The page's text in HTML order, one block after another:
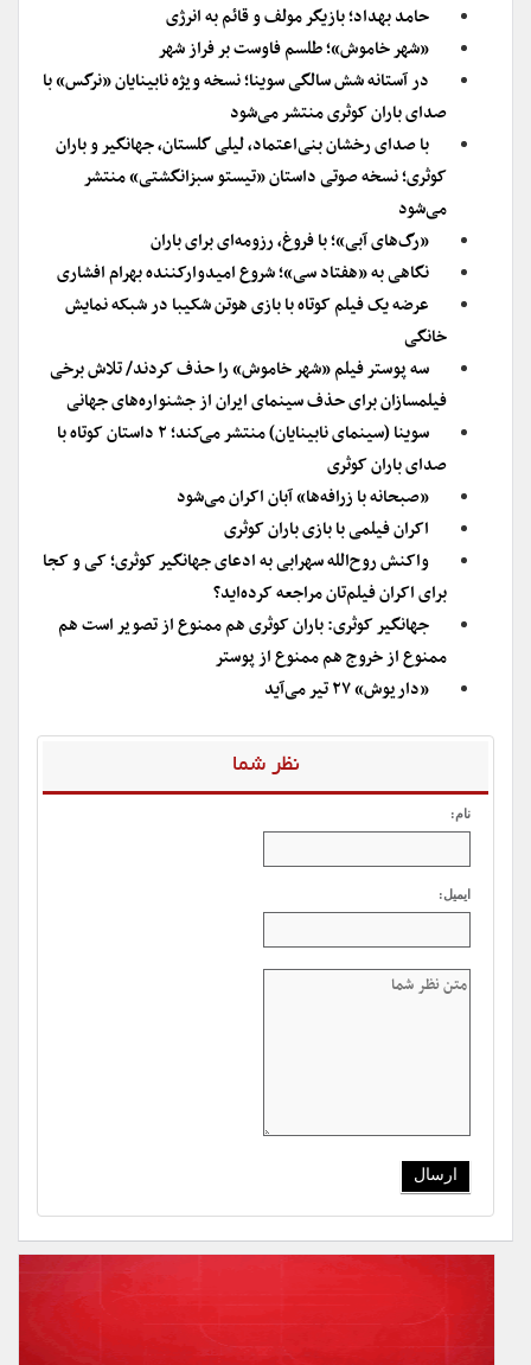
حامد بهداد؛ بازیگر مولف و قائم به انرژی
«شهر خاموش»؛ طلسم فاوست بر فراز شهر
در آستانه شش سالگی سوینا؛ نسخه ویژه نابینایان «نرگس» با
صدای باران کوثری منتشر می‌شود
با صدای رخشان بنی‌اعتماد، لیلی گلستان، جهانگیر و باران
کوثری؛ نسخه صوتی داستان «تیستو سبزانگشتی» منتشر
می‌شود
«رگ‌های آبی»؛ با فروغ، رزومه‌ای برای باران
نگاهی به «هفتاد سی»؛ شروع امیدوارکننده بهرام افشاری
عرضه یک فیلم کوتاه با بازی هوتن شکیبا در شبکه نمایش
خانگی
سه پوستر فیلم «شهر خاموش» را حذف کردند/ تلاش برخی
فیلمسازان برای حذف سینمای ایران از جشنواره‌های جهانی
سوینا (سینمای نابینایان) منتشر می‌کند؛ ۲ داستان کوتاه با
صدای باران کوثری
«صبحانه با زرافه‌ها» آبان اکران می‌شود
اکران فیلمی با بازی باران کوثری
واکنش روح‌الله سهرابی به ادعای جهانگیر کوثری؛ کی و‌ کجا
برای اکران فیلم‌تان مراجعه کرده‌اید؟
جهانگیر کوثری: باران کوثری هم ممنوع از تصویر است هم
ممنوع از خروج هم ممنوع از پوستر
«داریوش» ۲۷ تیر می‌آید
نظر شما
نام:
ایمیل: